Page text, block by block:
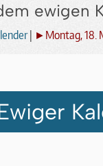
ewigen
| ►Montag, 18.